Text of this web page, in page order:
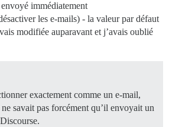
immédiatement
les e-mails) - la valeur par défaut
modifiée auparavant et j’avais oublié
exactement comme un e-mail,
savait pas forcément qu’il envoyait un